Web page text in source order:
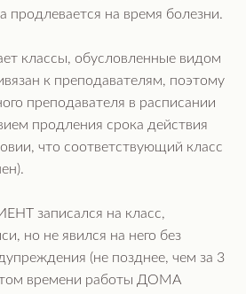
продлевается на время болезни.
классы, обусловленные видом
к преподавателям, поэтому
преподавателя в расписании
продления срока действия
что соответствующий класс
записался на класс,
но не явился на него без
(не позднее, чем за 3
времени работы ДОМА